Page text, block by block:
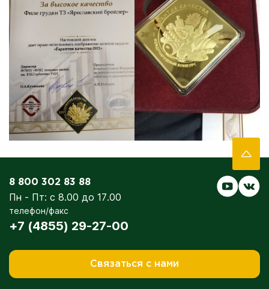
8 800 302 83 88
Пн - Пт: с 8.00 до 17.00
телефон/факс
+7 (4855) 29-27-00
Связаться с нами